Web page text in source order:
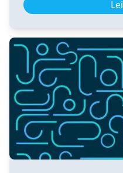
usuários do
convertida em
DF-001, Pistão Sul,